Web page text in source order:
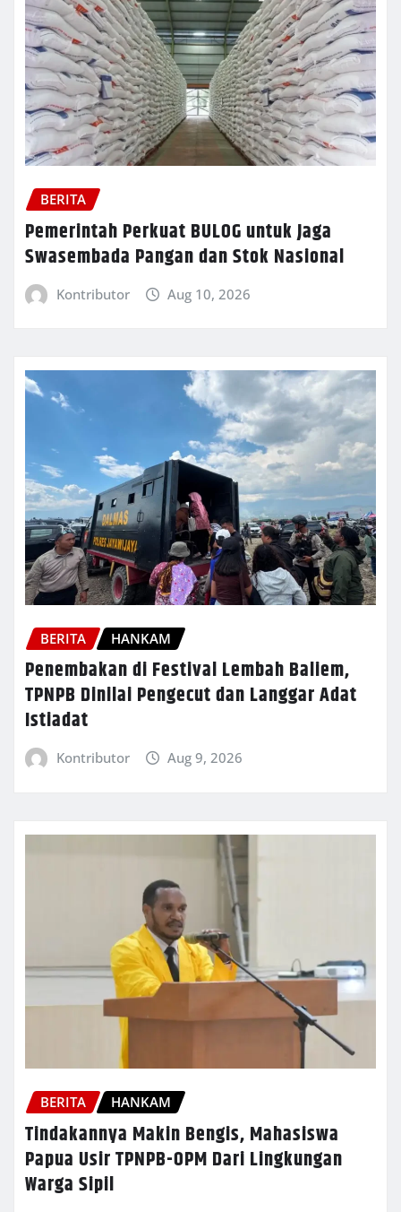
BERITA
Pemerintah Perkuat BULOG untuk Jaga
Swasembada Pangan dan Stok Nasional
Kontributor Aug 10, 2026
BERITA HANKAM
Penembakan di Festival Lembah Baliem,
TPNPB Dinilai Pengecut dan Langgar Adat
Istiadat
Kontributor Aug 9, 2026
BERITA HANKAM
Tindakannya Makin Bengis, Mahasiswa
Papua Usir TPNPB-OPM Dari Lingkungan
Warga Sipil